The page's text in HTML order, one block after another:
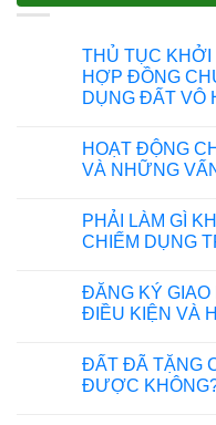
THỦ TỤC
HỢP ĐỒNG
DỤNG ĐẤT VÔ
HOẠT ĐỘNG
VÀ NHỮNG
PHẢI LÀM GÌ
CHIẾM DỤNG
ĐĂNG KÝ GIAO
ĐIỀU KIỆN VÀ
ĐẤT ĐÃ TẶNG
ĐƯỢC